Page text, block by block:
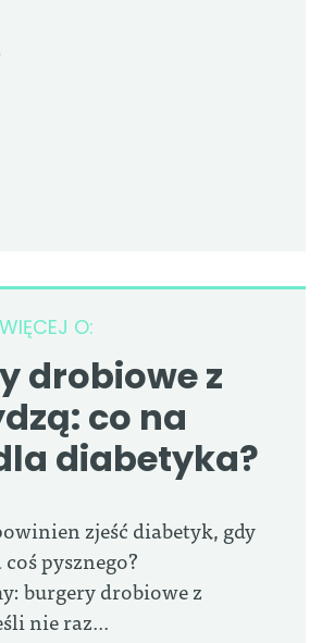
O:
drobiowe z
co na
diabetyka?
zjeść diabetyk, gdy
pysznego?
burgery drobiowe z
nie raz...